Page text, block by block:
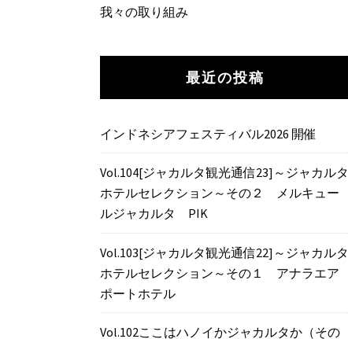
我々の取り組み
最近の投稿
インドネシアフェスティバル2026 開催
Vol.104[ジャカルタ観光通信23]～ジャカルタ
ホテルセレクション～その２ メルキュー
ルジャカルタ PIK
Vol.103[ジャカルタ観光通信22]～ジャカルタ
ホテルセレクション～その１ アナラエア
ポートホテル
Vol.102ここはハノイかジャカルタか（その